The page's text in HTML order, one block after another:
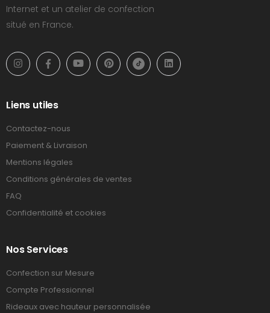
Internet et un atelier de confection
situé en France.
Liens utiles
Contactez-nous
Paiement & Livraison
Mentions légales
Conditions générales de ventes
FAQ
Confidentialité et cookies
Nos Services
Confection sur Mesure
Compte Professionnel
Rideaux avec hauteur personnalisée